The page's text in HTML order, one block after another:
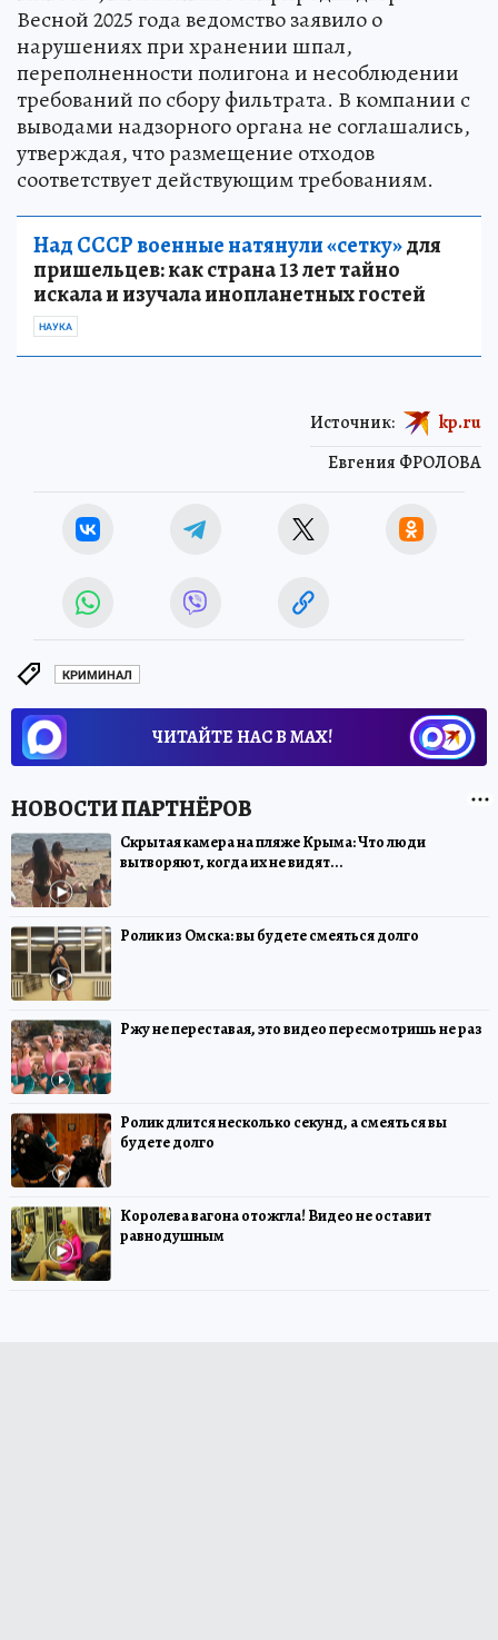
Весной 2025 года ведомство заявило о
нарушениях при хранении шпал,
переполненности полигона и несоблюдении
требований по сбору фильтрата. В компании с
выводами надзорного органа не соглашались,
утверждая, что размещение отходов
соответствует действующим требованиям.
Над СССР военные натянули «сетку»для
пришельцев: как страна 13 лет тайно
искала и изучала инопланетных гостей
НАУКА
Евгения ФРОЛОВА
Источник: kp.ru
КРИМИНАЛ
ЧИТАЙТЕ НАС В МАХ!
Скрытая камера на пляже Крыма: Что люди
вытворяют, когда их не видят...
Ролик из Омска: вы будете смеяться долго
Ржу не переставая, это видео пересмотришь не раз
Ролик длится несколько секунд, а смеяться вы
будете долго
Королева вагона отожгла! Видео не оставит
равнодушным